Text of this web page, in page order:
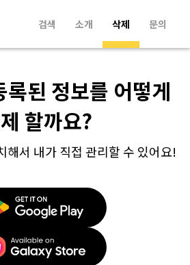
검색 소개 삭제 문의
록된 정보를 어떻게
할까요?
해서 내가 직접 관리할 수 있어요!